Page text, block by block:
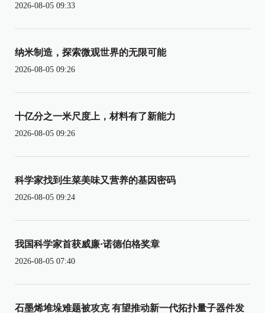
2026-08-05 09:33
纳米制造，探索微观世界的无限可能
2026-08-05 09:26
十亿分之一米尺度上，材料有了新能力
2026-08-05 09:26
科学家找到生菜美味又营养的基因密码
2026-08-05 09:24
我国科学家首获威廉·诺德伯格奖章
2026-08-05 07:40
石墨烯堆垛难题被攻克 有望推动新一代拓扑量子器件发